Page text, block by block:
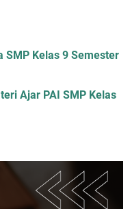
Kelas 9 Semester
Ajar PAI SMP Kelas